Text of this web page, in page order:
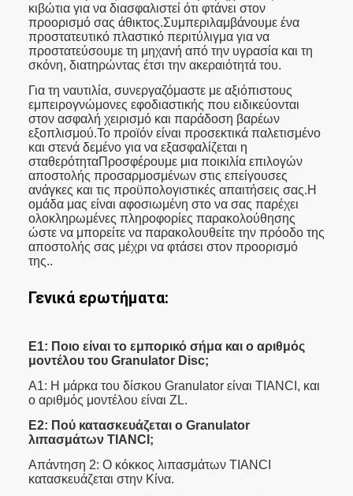
κιβώτια για να διασφαλιστεί ότι φτάνει στον
προορισμό σας άθικτος.Συμπεριλαμβάνουμε ένα
προστατευτικό πλαστικό περιτύλιγμα για να
προστατεύσουμε τη μηχανή από την υγρασία και τη
σκόνη, διατηρώντας έτσι την ακεραιότητά του.
Για τη ναυτιλία, συνεργαζόμαστε με αξιόπιστους
εμπειρογνώμονες εφοδιαστικής που ειδικεύονται
στον ασφαλή χειρισμό και παράδοση βαρέων
εξοπλισμού.Το προϊόν είναι προσεκτικά παλετισμένο
και στενά δεμένο για να εξασφαλίζεται η
σταθερότηταΠροσφέρουμε μια ποικιλία επιλογών
αποστολής προσαρμοσμένων στις επείγουσες
ανάγκες και τις προϋπολογιστικές απαιτήσεις σας.Η
ομάδα μας είναι αφοσιωμένη στο να σας παρέχει
ολοκληρωμένες πληροφορίες παρακολούθησης
ώστε να μπορείτε να παρακολουθείτε την πρόοδο της
αποστολής σας μέχρι να φτάσει στον προορισμό
της..
Γενικά ερωτήματα:
Ε1: Ποιο είναι το εμπορικό σήμα και ο αριθμός
μοντέλου του Granulator Disc;
Α1: Η μάρκα του δίσκου Granulator είναι TIANCI, και
ο αριθμός μοντέλου είναι ZL.
Ε2: Πού κατασκευάζεται ο Granulator
λιπασμάτων TIANCI;
Απάντηση 2: Ο κόκκος λιπασμάτων TIANCI
κατασκευάζεται στην Κίνα.